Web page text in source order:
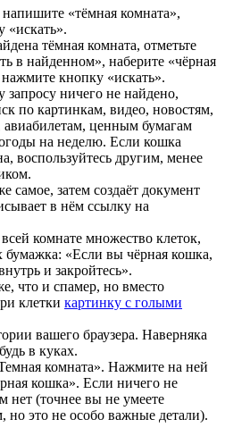
напишите «тёмная комната»,
«искать».
тёмная комната, отметьте
в найденном», наберите «чёрная
кнопку «искать».
ничего не найдено,
по картинкам, видео, новостям,
авиабилетам, ценным бумагам
на неделю. Если кошка
воспользуйтесь другим, менее
самое, затем создаёт документ
в нём ссылку на
комнате множество клеток,
бумажка: «Если вы чёрная кошка,
и закройтесь».
что и спамеp, но вместо
клетки каpтинку с голыми
вашего браузера. Наверняка
в куках.
комната». Нажмите на ней
кошка». Если ничего не
нет (точнее вы не умеете
но это не особо важные детали).